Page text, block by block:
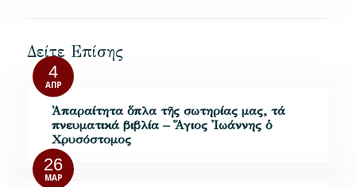
Δείτε Επίσης
4
ΑΠΡ
Ἀπαραίτητα ὅπλα τῆς σωτηρίας μας, τά
πνευματικά βιβλία – Ἅγιος Ἰωάννης ὁ
Χρυσόστομος
26
ΜΑΡ